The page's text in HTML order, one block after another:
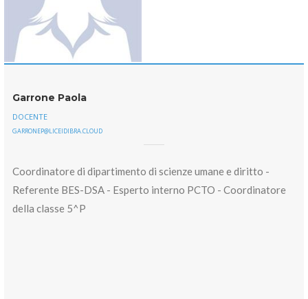
Garrone Paola
DOCENTE
GARRONEP@LICEIDIBRA.CLOUD
Coordinatore di dipartimento di scienze umane e diritto -
Referente BES-DSA - Esperto interno PCTO - Coordinatore
della classe 5^P